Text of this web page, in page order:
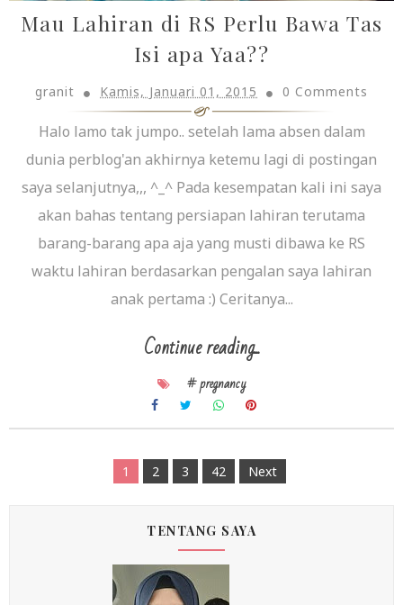
Mau Lahiran di RS Perlu Bawa Tas
Isi apa Yaa??
granit Kamis, Januari 01, 2015 0 Comments
Halo lamo tak jumpo.. setelah lama absen dalam
dunia perblog'an akhirnya ketemu lagi di postingan
saya selanjutnya,,, ^_^ Pada kesempatan kali ini saya
akan bahas tentang persiapan lahiran terutama
barang-barang apa aja yang musti dibawa ke RS
waktu lahiran berdasarkan pengalan saya lahiran
anak pertama :) Ceritanya...
Continue reading...
# pregnancy
1 2 3 42 Next
TENTANG SAYA